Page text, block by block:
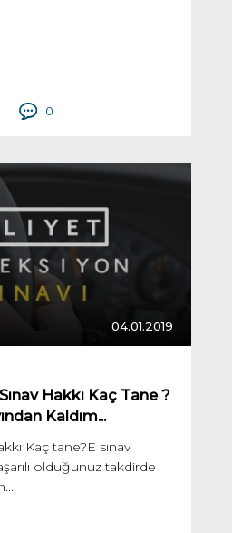
0
04.01.2019
Hakkı Kaç Tane ?
Kaldım...
Kaç tane?E sınav
olduğunuz takdirde